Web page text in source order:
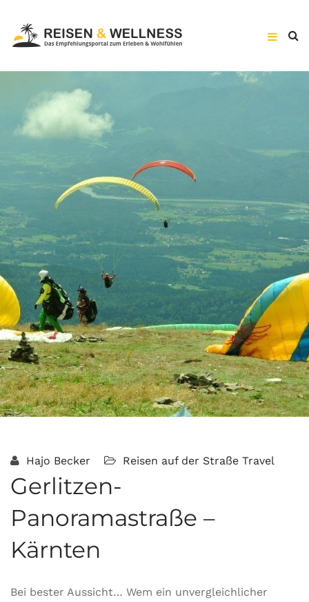
Hajo Becker Reisen auf der Straße Travel
Gerlitzen-
Panoramastraße –
Kärnten
Bei bester Aussicht… Wem ein unvergleichlicher